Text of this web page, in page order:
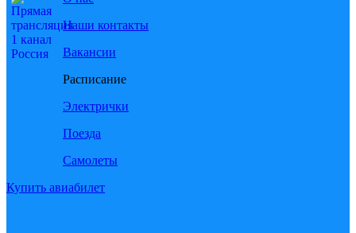
Наши контакты
Вакансии
Расписание
Электрички
Поезда
Самолеты
Купить авиабилет